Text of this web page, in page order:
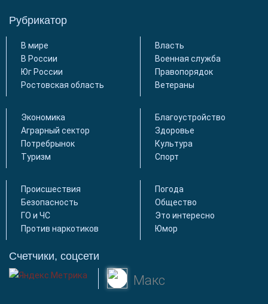
Рубрикатор
В мире
В России
Юг России
Ростовская область
Власть
Военная служба
Правопорядок
Ветераны
Экономика
Аграрный сектор
Потребрынок
Туризм
Благоустройство
Здоровье
Культура
Спорт
Происшествия
Безопасность
ГО и ЧС
Против наркотиков
Погода
Общество
Это интересно
Юмор
Счетчики, соцсети
Макс